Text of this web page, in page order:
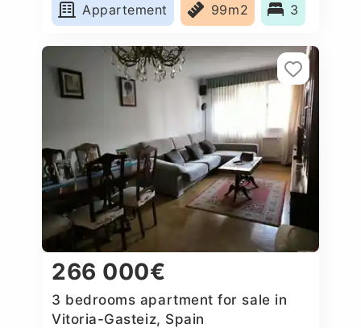
Appartement
99m2 3
266 000€
3 bedrooms apartment for sale in
Vitoria-Gasteiz, Spain